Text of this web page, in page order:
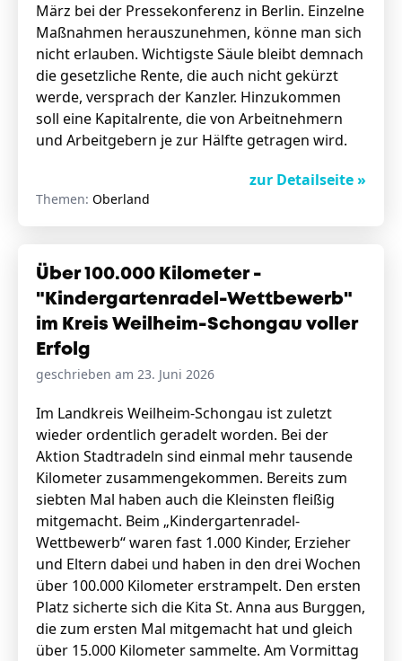
Nachgehört
Newsletter
Zeit fürs Oberland
März bei der Pressekonferenz in Berlin. Einzelne
Maßnahmen herauszunehmen, könne man sich
nicht erlauben. Wichtigste Säule bleibt demnach
die gesetzliche Rente, die auch nicht gekürzt
werde, versprach der Kanzler. Hinzukommen
soll eine Kapitalrente, die von Arbeitnehmern
und Arbeitgebern je zur Hälfte getragen wird.
zur Detailseite »
Themen: Oberland
Über 100.000 Kilometer -
"Kindergartenradel-Wettbewerb"
im Kreis Weilheim-Schongau voller
Erfolg
geschrieben am 23. Juni 2026
Im Landkreis Weilheim-Schongau ist zuletzt
wieder ordentlich geradelt worden. Bei der
Aktion Stadtradeln sind einmal mehr tausende
Kilometer zusammengekommen. Bereits zum
siebten Mal haben auch die Kleinsten fleißig
mitgemacht. Beim „Kindergartenradel-
Wettbewerb“ waren fast 1.000 Kinder, Erzieher
und Eltern dabei und haben in den drei Wochen
über 100.000 Kilometer erstrampelt. Den ersten
Platz sicherte sich die Kita St. Anna aus Burggen,
die zum ersten Mal mitgemacht hat und gleich
über 15.000 Kilometer sammelte. Am Vormittag